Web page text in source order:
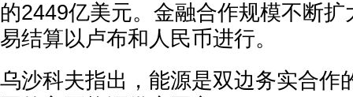
的2449亿美元。金融合作规模不断
易结算以卢布和人民币进行。
乌沙科夫指出，能源是双边务实合作